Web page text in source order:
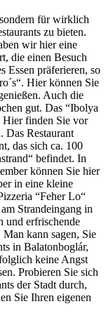
für wirklich
zu bieten.
wir hier eine
die einen Besuch
Essen präferieren, so
Hier können Sie
Auch die
gut. Das “Ibolya
Hier finden Sie vor
Das Restaurant
das sich ca. 100
befindet. In
können Sie hier
in eine kleine
“Feher Lo“
Strandeingang in
und erfrischende
kann sagen, Sie
in Balatonboglár,
keine Angst
Probieren Sie sich
der Stadt durch,
Sie Ihren eigenen